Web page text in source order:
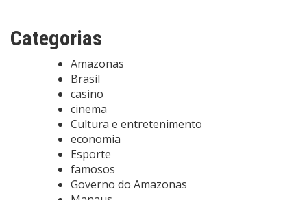
Categorias
Amazonas
Brasil
casino
cinema
Cultura e entretenimento
economia
Esporte
famosos
Governo do Amazonas